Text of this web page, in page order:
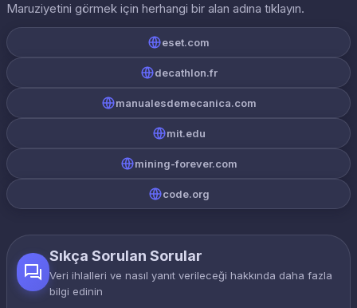
Maruziyetini görmek için herhangi bir alan adına tıklayın.
eset.com
decathlon.fr
manualesdemecanica.com
mit.edu
mining-forever.com
code.org
Sıkça Sorulan Sorular
Veri ihlalleri ve nasıl yanıt verileceği hakkında daha fazla
bilgi edinin